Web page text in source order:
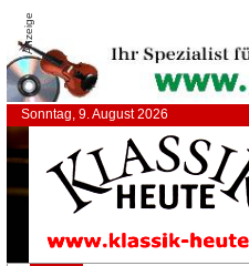
Anzeige
Sonntag, 9. August 2026